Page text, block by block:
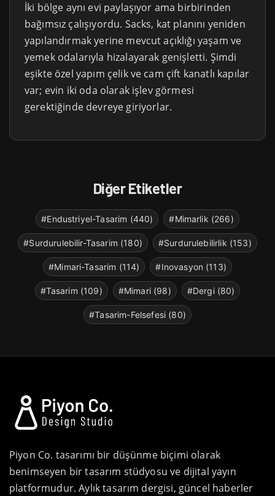
İki bölge aynı evi paylaşıyor ama birbirinden
bağımsız çalışıyordu. Sacks, kat planını yeniden
yapılandırmak yerine mevcut açıklığı yaşam ve
yemek odalarıyla hizalayarak genişletti. Şimdi
eşikte özel yapım çelik ve cam çift kanatlı kapılar
var; evin iki oda olarak işlev görmesi
gerektiğinde devreye giriyorlar.
Diğer Etiketler
#Endustriyel-Tasarim (440) #Mimarlik (266)
#Surdurulebilir-Tasarim (180) #Surdurulebilirlik (153)
#Mimari-Tasarim (114) #Inovasyon (113)
#Tasarim (109) #Mimari (98) #Dergi (80)
#Tasarim-Felsefesi (80)
Piyon Co. tasarımı bir düşünme biçimi olarak
benimseyen bir tasarım stüdyosu ve dijital yayın
platformudur. Aylık tasarım dergisi, güncel haberler